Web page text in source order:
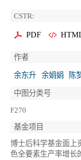
CSTR:
PDF
作者
余东升 余娟娟 陈
中图分类号
F270
基金项目
博士后科学基金面上
色全要素生产率增长